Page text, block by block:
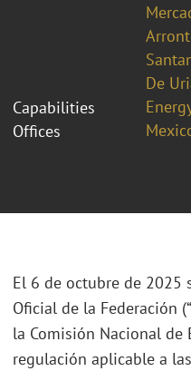
De
Capabilities
Offices
El 6 de octubre de 2025
Oficial de la Federación
la Comisión Nacional de
regulación aplicable a